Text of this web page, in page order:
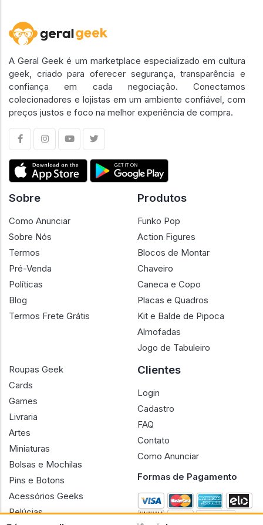
A Geral Geek é um marketplace especializado em cultura
geek, criado para oferecer segurança, transparência e
confiança em cada negociação. Conectamos
colecionadores e lojistas em um ambiente confiável, com
preços justos e foco na melhor experiência de compra.
Sobre
Como Anunciar
Sobre Nós
Termos
Pré-Venda
Políticas
Blog
Termos Frete Grátis
Produtos
Funko Pop
Action Figures
Blocos de Montar
Chaveiro
Caneca e Copo
Placas e Quadros
Kit e Balde de Pipoca
Almofadas
Jogo de Tabuleiro
Roupas Geek
Cards
Games
Livraria
Artes
Miniaturas
Bolsas e Mochilas
Pins e Botons
Acessórios Geeks
Pelúcias
Clientes
Login
Cadastro
FAQ
Contato
Como Anunciar
Formas de Pagamento